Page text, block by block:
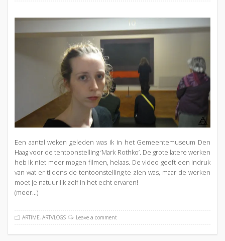
Een aantal weken geleden was ik in het Gemeentemuseum Den
Haag voor de tentoonstelling ‘Mark Rothko’. De grote latere werken
heb ik niet meer mogen filmen, helaas. De video geeft een indruk
van wat er tijdens de tentoonstelling te zien was, maar de werken
moet je natuurlijk zelf in het echt ervaren!
(meer…)
ARTIME ARTVLOGS Leave a comment